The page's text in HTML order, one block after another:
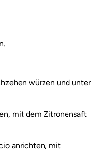
würzen und unter
mit dem Zitronensaft
anrichten, mit